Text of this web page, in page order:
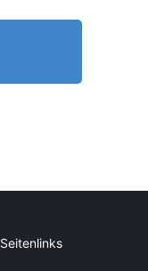
Seitenlinks